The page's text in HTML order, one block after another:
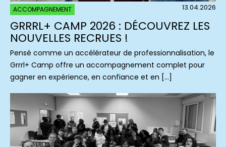
ACCOMPAGNEMENT 13.04.2026
GRRRL+ CAMP 2026 : DÉCOUVREZ LES
NOUVELLES RECRUES !
Pensé comme un accélérateur de professionnalisation, le
Grrrl+ Camp offre un accompagnement complet pour
gagner en expérience, en confiance et en […]